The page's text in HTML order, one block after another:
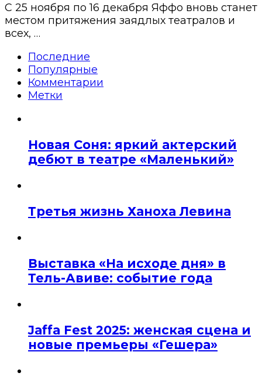
С 25 ноября по 16 декабря Яффо вновь станет
местом притяжения заядлых театралов и
всех, …
Последние
Популярные
Комментарии
Метки
Новая Соня: яркий актерский
дебют в театре «Маленький»
Третья жизнь Ханоха Левина
Выставка «На исходе дня» в
Тель-Авиве: событие года
Jaffa Fest 2025: женская сцена и
новые премьеры «Гешера»